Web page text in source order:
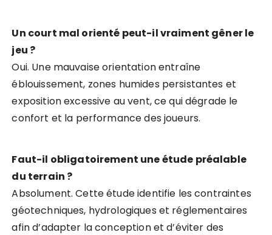
Un court mal orienté peut-il vraiment gêner le
jeu ?
Oui. Une mauvaise orientation entraîne
éblouissement, zones humides persistantes et
exposition excessive au vent, ce qui dégrade le
confort et la performance des joueurs.
Faut-il obligatoirement une étude préalable
du terrain ?
Absolument. Cette étude identifie les contraintes
géotechniques, hydrologiques et réglementaires
afin d’adapter la conception et d’éviter des